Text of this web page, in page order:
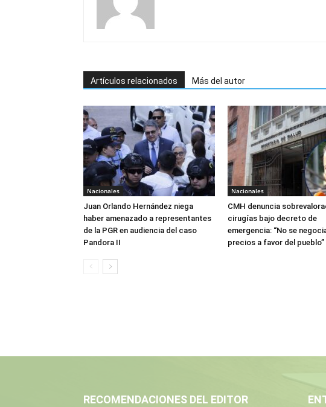
Artículos relacionados Más del autor
Nacionales
Juan Orlando Hernández niega
haber amenazado a representantes
de la PGR en audiencia del caso
Pandora II
Nacionales
CMH denuncia
cirugías bajo decreto de
emergencia: “No se
precios a favor del pueblo”
RECOMENDACIONES DEL EDITOR